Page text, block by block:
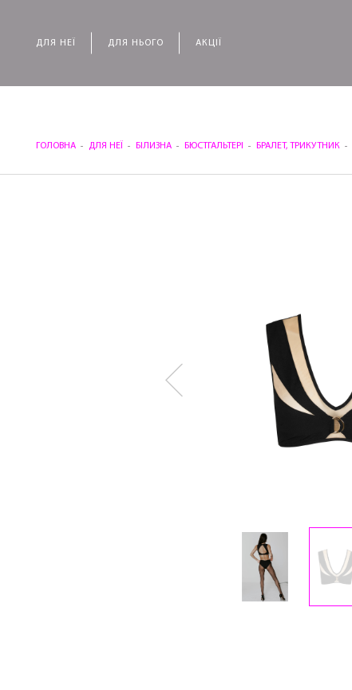
ДЛЯ НЕЇ ДЛЯ НЬОГО АКЦІЇ
ГОЛОВНА ДЛЯ НЕЇ БІЛИЗНА БЮСТГАЛЬТЕРІ БРАЛЕТ, ТРИКУТНИК